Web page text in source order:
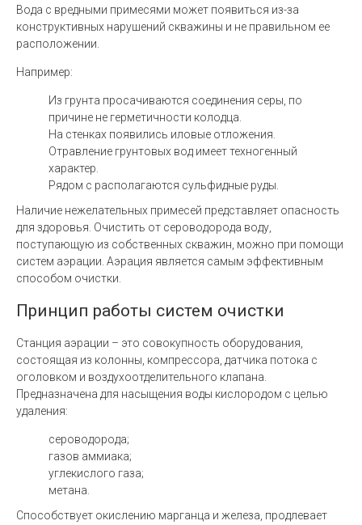
Вода с вредными примесями может появиться из-за
конструктивных нарушений скважины и не правильном ее
расположении.
Например:
Из грунта просачиваются соединения серы, по
причине не герметичности колодца.
На стенках появились иловые отложения.
Отравление грунтовых вод имеет техногенный
характер.
Рядом с располагаются сульфидные руды.
Наличие нежелательных примесей представляет опасность
для здоровья. Очистить от сероводорода воду,
поступающую из собственных скважин, можно при помощи
систем аэрации. Аэрация является самым эффективным
способом очистки.
Принцип работы систем очистки
Станция аэрации – это совокупность оборудования,
состоящая из колонны, компрессора, датчика потока с
оголовком и воздухоотделительного клапана.
Предназначена для насыщения воды кислородом с целью
удаления:
сероводорода;
газов аммиака;
углекислого газа;
метана.
Способствует окислению марганца и железа, продлевает